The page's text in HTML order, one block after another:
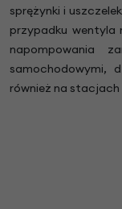
sprężynki i
przypadku wentyla
napompowania
samochodowymi,
również na